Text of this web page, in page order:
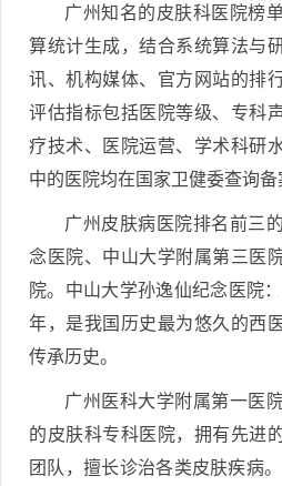
广州知名的皮肤科医院榜
算统计生成，结合系统算法与
讯、机构媒体、官方网站的排
评估指标包括医院等级、专科
疗技术、医院运营、学术科研
中的医院均在国家卫健委查询备
广州皮肤病医院排名前三
念医院、中山大学附属第三医
院。中山大学孙逸仙纪念医院
年，是我国历史最为悠久的西
传承历史。
广州医科大学附属第一医
的皮肤科专科医院，拥有先进
团队，擅长诊治各类皮肤疾病